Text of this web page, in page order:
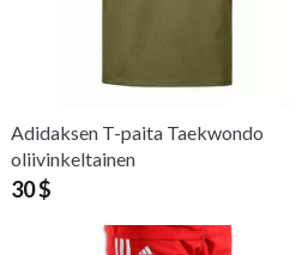
Adidaksen T-paita Taekwondo
oliivinkeltainen
30 $